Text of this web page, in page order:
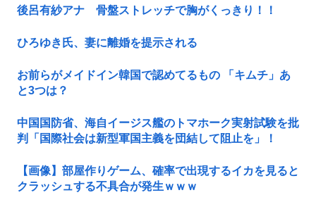
後呂有紗アナ 骨盤ストレッチで胸がくっきり！！
ひろゆき氏、妻に離婚を提示される
お前らがメイドイン韓国で認めてるもの 「キムチ」あ
と3つは？
中国国防省、海自イージス艦のトマホーク実射試験を批
判「国際社会は新型軍国主義を団結して阻止を」！
【画像】部屋作りゲーム、確率で出現するイカを見ると
クラッシュする不具合が発生ｗｗｗ